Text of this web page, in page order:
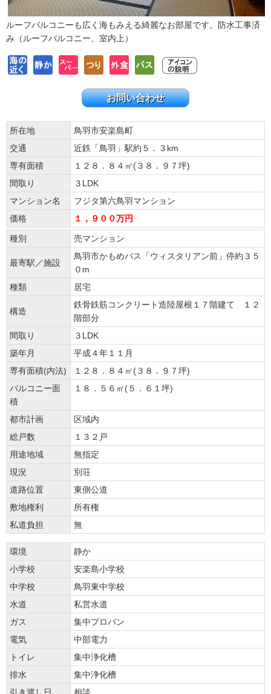
ルーフバルコニーも広く海もみえる綺麗なお部屋です。防水工事済
み（ルーフバルコニー、室内上）
お問い合わせ
所在地
鳥羽市安楽島町
交通
近鉄「鳥羽」駅約５．３km
専有面積
１２８．８４㎡(３８．９７坪)
間取り
３LDK
マンション名
フジタ第六鳥羽マンション
価格
１，９００万円
種別 売マンション
最寄駅／施設
鳥羽市かもめバス「ウィスタリアン前」停約３５
０m
種類
居宅
構造
鉄骨鉄筋コンクリート造陸屋根１７階建て １２
階部分
間取り
３LDK
築年月
平成４年１１月
専有面積(内法)
１２８．８４㎡(３８．９７坪)
バルコニー面
積
１８．５６㎡(５．６１坪)
都市計画
区域内
総戸数
１３２戸
用途地域
無指定
現況
別荘
道路位置
東側公道
敷地権利
所有権
私道負担
無
環境
静か
小学校
安楽島小学校
中学校
鳥羽東中学校
水道
私営水道
ガス
集中プロパン
電気
中部電力
トイレ
集中浄化槽
排水
集中浄化槽